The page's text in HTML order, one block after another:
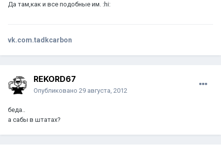
Да там,как и все подобные им. :hi:
vk.com.tadkcarbon
REKORD67
Опубликовано 29 августа, 2012
беда..
а сабы в штатах?